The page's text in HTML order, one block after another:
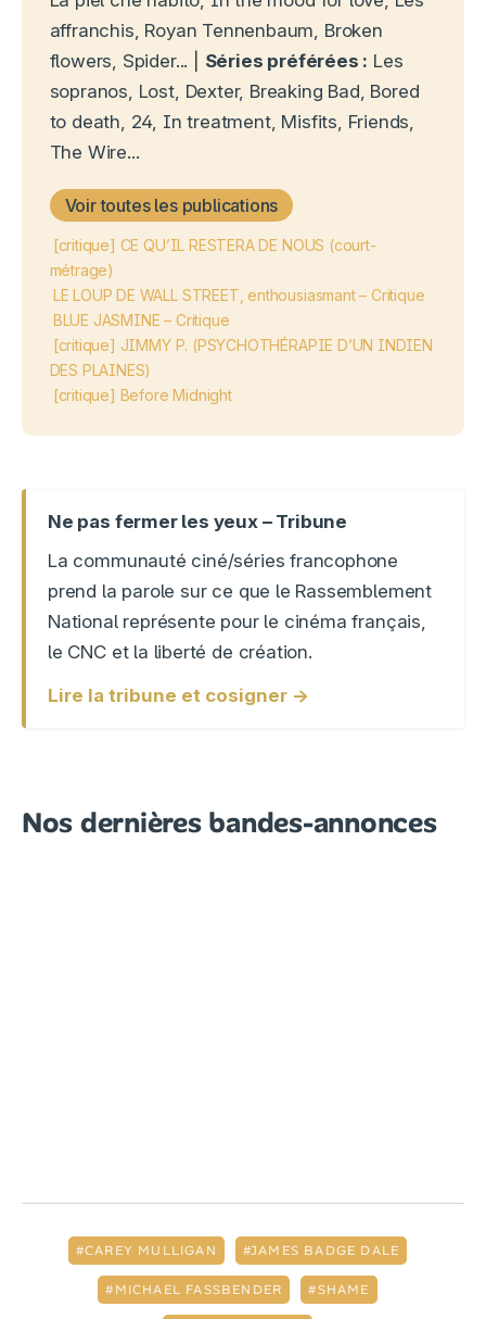
affranchis, Royan Tennenbaum, Broken
flowers, Spider... | Séries préférées : Les
sopranos, Lost, Dexter, Breaking Bad, Bored
to death, 24, In treatment, Misfits, Friends,
The Wire...
Voir toutes les publications
[critique] CE QU’IL RESTERA DE NOUS (court-
métrage)
LE LOUP DE WALL STREET, enthousiasmant – Critique
BLUE JASMINE – Critique
[critique] JIMMY P. (PSYCHOTHÉRAPIE D’UN INDIEN
DES PLAINES)
[critique] Before Midnight
Ne pas fermer les yeux – Tribune
La communauté ciné/séries francophone
prend la parole sur ce que le Rassemblement
National représente pour le cinéma français,
le CNC et la liberté de création.
Lire la tribune et cosigner →
Nos dernières bandes-annonces
CAREY MULLIGAN JAMES BADGE DALE
MICHAEL FASSBENDER SHAME